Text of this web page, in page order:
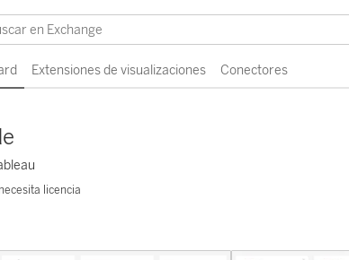
Extensiones de visualizaciones Conectores
licencia